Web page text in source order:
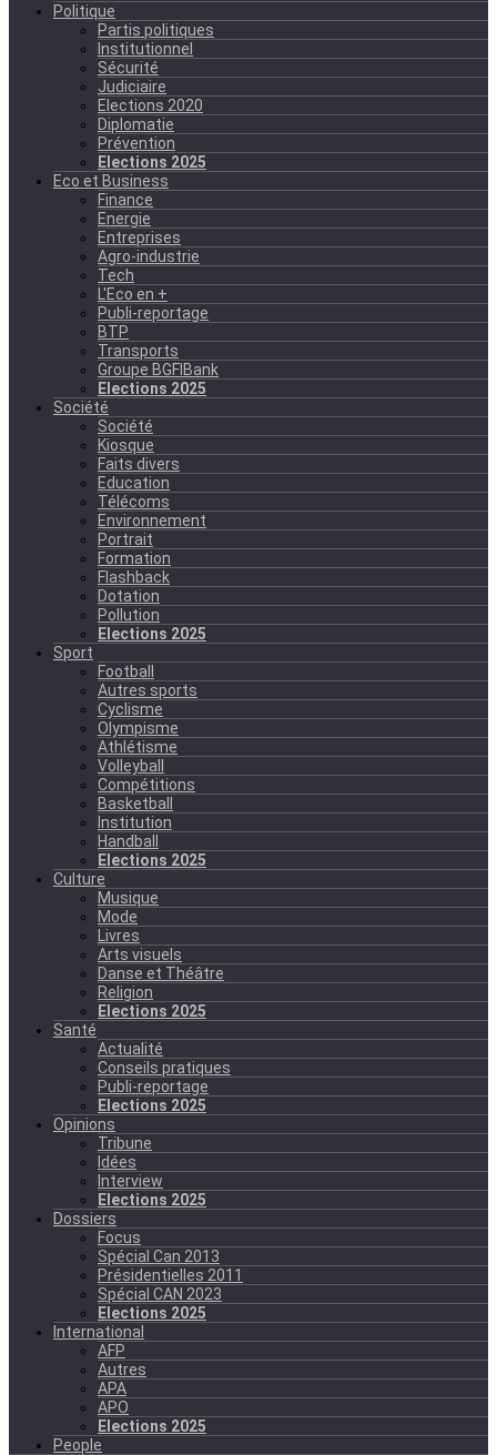
Politique
Partis politiques
Institutionnel
Sécurité
Judiciaire
Elections 2020
Diplomatie
Prévention
Elections 2025
Eco et Business
Finance
Energie
Entreprises
Agro-industrie
Tech
L'Eco en +
Publi-reportage
BTP
Transports
Groupe BGFIBank
Elections 2025
Société
Société
Kiosque
Faits divers
Education
Télécoms
Environnement
Portrait
Formation
Flashback
Dotation
Pollution
Elections 2025
Sport
Football
Autres sports
Cyclisme
Olympisme
Athlétisme
Volleyball
Compétitions
Basketball
Institution
Handball
Elections 2025
Culture
Musique
Mode
Livres
Arts visuels
Danse et Théâtre
Religion
Elections 2025
Santé
Actualité
Conseils pratiques
Publi-reportage
Elections 2025
Opinions
Tribune
Idées
Interview
Elections 2025
Dossiers
Focus
Spécial Can 2013
Présidentielles 2011
Spécial CAN 2023
Elections 2025
International
AFP
Autres
APA
APO
Elections 2025
People